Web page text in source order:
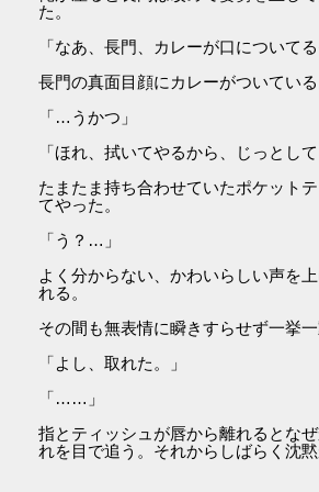
た。
「なあ、長門、カレーが口についてる
長門の真面目顔にカレーがついている
「…うかつ」
「ほれ、拭いてやるから、じっとして
たまたま持ち合わせていたポケット
てやった。
「う？…」
よく分からない、かわいらしい声を
れる。
その間も無表情に瞬きすらせず一挙一
「よし、取れた。」
「……」
指とティッシュが唇から離れるとな
れを目で追う。それからしばらく沈黙